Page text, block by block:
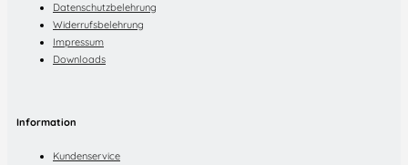
Datenschutzbelehrung
Widerrufsbelehrung
Impressum
Downloads
Information
Kundenservice